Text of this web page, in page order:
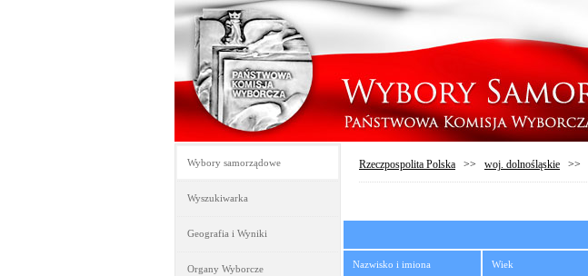
Wybory samorządowe
Wyszukiwarka
Geografia i Wyniki
Organy Wyborcze
Rzeczpospolita Polska >> woj. dolnośląskie >>
Nazwisko i imiona Wiek